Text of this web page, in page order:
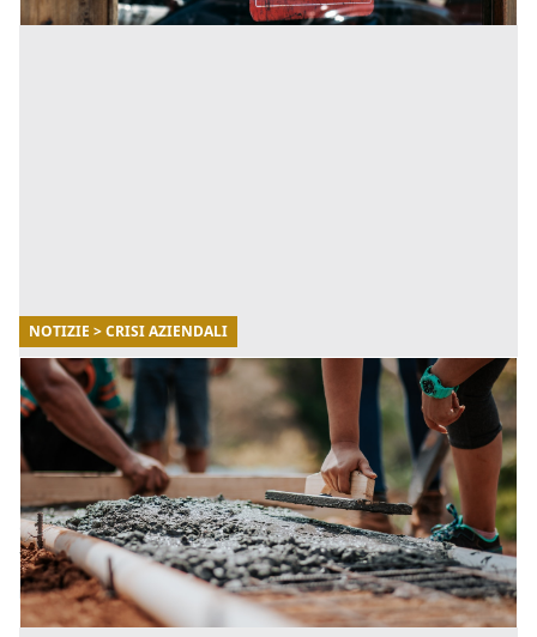
NOTIZIE > CRISI AZIENDALI
27/12/2021
Le PMI hanno sconfitto il Covid? Stato delle
imprese in Italia a fine 2021
Nonostante la impresa Italia abbia subito un forte
rallentamento a seguito della pandemia di covid-19, i
dati del 2021 evidenziano una buona tenuta
finanziaria. La [...]